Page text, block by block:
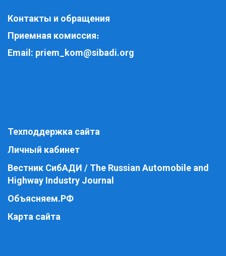
Контакты и обращения
Приемная комиссия:
Email: priem_kom@sibadi.org
Техподдержка сайта
Личный кабинет
Вестник СибАДИ / The Russian Automobile and
Highway Industry Journal
Объясняем.РФ
Карта сайта